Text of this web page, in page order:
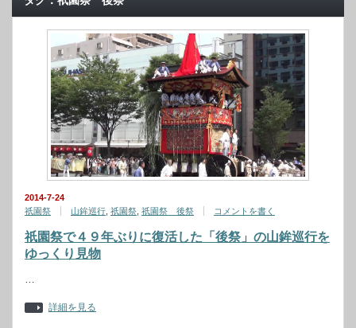
2014-7-24
祇園祭
山鉾巡行 祇園祭 祇園祭 後祭 コメントを書く
祇園祭で４９年ぶりに復活した「後祭」の山鉾巡行を
ゆっくり見物
…
詳細を見る